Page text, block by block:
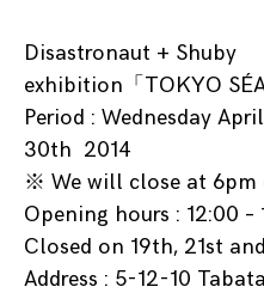
Disastronaut + Shuby
exhibition「TOKYO
Period : Wednesday
30th 2014
※ We will close at 6pm
Opening hours : 12:00 –
Closed on 19th, 21st
Address : 5-12-10